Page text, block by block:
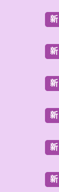
新
新
新
新
新
新